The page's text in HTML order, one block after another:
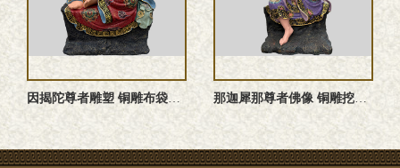
因揭陀尊者雕塑 铜雕布袋罗汉 那迦犀那尊者佛像 铜雕挖耳罗汉